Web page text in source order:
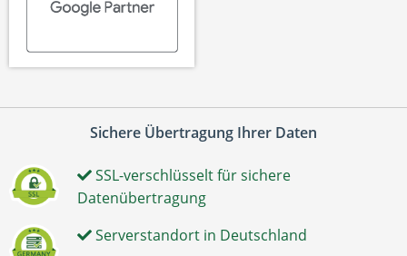
Sichere Übertragung Ihrer Daten
SSL-verschlüsselt für sichere
Datenübertragung
Serverstandort in Deutschland